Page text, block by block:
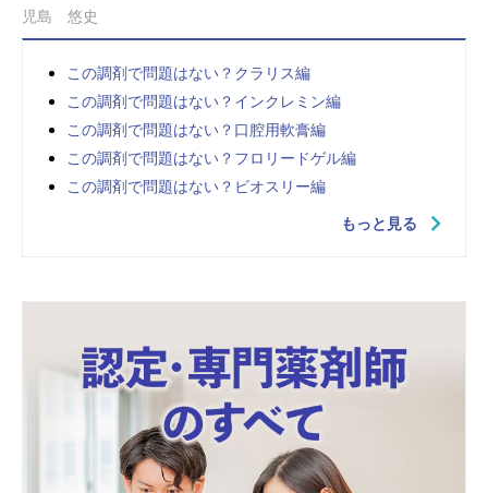
児島 悠史
この調剤で問題はない？クラリス編
この調剤で問題はない？インクレミン編
この調剤で問題はない？口腔用軟膏編
この調剤で問題はない？フロリードゲル編
この調剤で問題はない？ビオスリー編
もっと見る